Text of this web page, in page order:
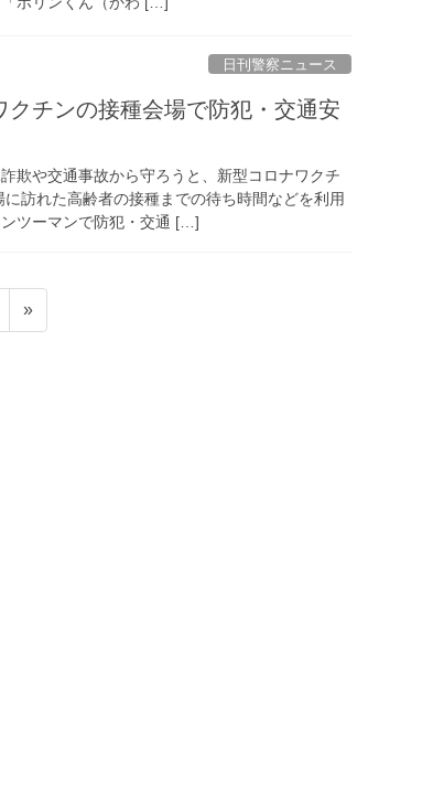
日刊警察ニュース
欺や交通事故から守ろうと、新型コロナワクチ
訪れた高齢者の接種までの待ち時間などを利用
ツーマンで防犯・交通 […]
»